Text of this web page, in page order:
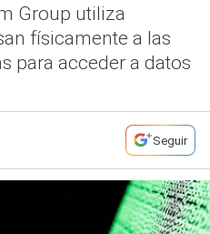
Group utiliza
físicamente a las
para acceder a datos
Seguir